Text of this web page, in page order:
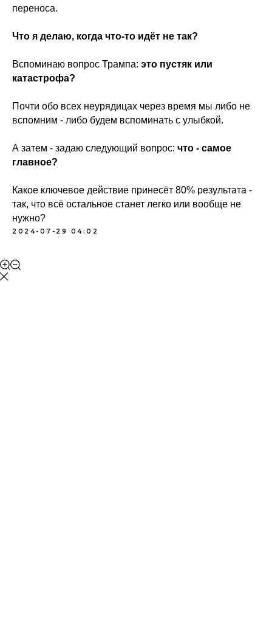
переноса.
Что я делаю, когда что-то идёт не так?
Вспоминаю вопрос Трампа: это пустяк или
катастрофа?
Почти обо всех неурядицах через время мы либо не
вспомним - либо будем вспоминать с улыбкой.
А затем - задаю следующий вопрос: что - самое
главное?
Какое ключевое действие принесёт 80% результата -
так, что всё остальное станет легко или вообще не
нужно?
2024-07-29 04:02